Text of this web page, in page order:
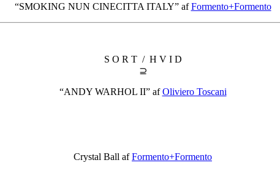
“SMOKING NUN CINECITTA ITALY” afFormento+Formento
S O R T / H V I D
⊇
“ANDY WARHOL II” afOliviero Toscani
Crystal Ball afFormento+Formento